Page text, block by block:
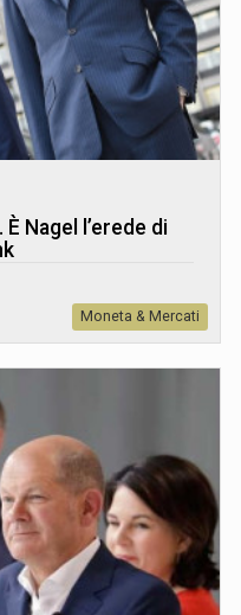
Nagel l’erede di
Moneta & Mercati